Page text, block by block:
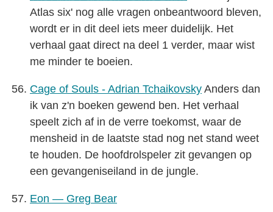
Atlas six' nog alle vragen onbeantwoord bleven,
wordt er in dit deel iets meer duidelijk. Het
verhaal gaat direct na deel 1 verder, maar wist
me minder te boeien.
Cage of Souls - Adrian Tchaikovsky Anders dan
ik van z'n boeken gewend ben. Het verhaal
speelt zich af in de verre toekomst, waar de
mensheid in de laatste stad nog net stand weet
te houden. De hoofdrolspeler zit gevangen op
een gevangeniseiland in de jungle.
Eon — Greg Bear